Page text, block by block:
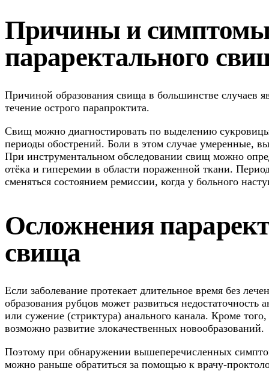
Причины и
параректального
Причиной образования свища в большинстве случаев
течение острого парапроктита.
Свищ можно диагностировать по выделению
периоды обострений. Боли в этом случае умеренные,
При инструментальном обследовании свищ можно
отёка и гиперемии в области пораженной ткани.
сменяться состоянием ремиссии, когда у больного
Осложнения
свища
Если заболевание протекает длительное время без
образования рубцов может развиться недостаточность
или сужение (стриктура) анального канала. Кроме
возможно развитие злокачественных новообразований.
Поэтому при обнаружении вышеперечисленных
можно раньше обратиться за помощью к врачу-